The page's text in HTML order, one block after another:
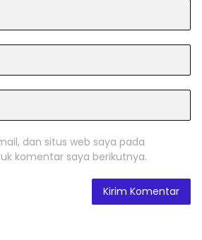
dan situs web saya pada
komentar saya berikutnya.